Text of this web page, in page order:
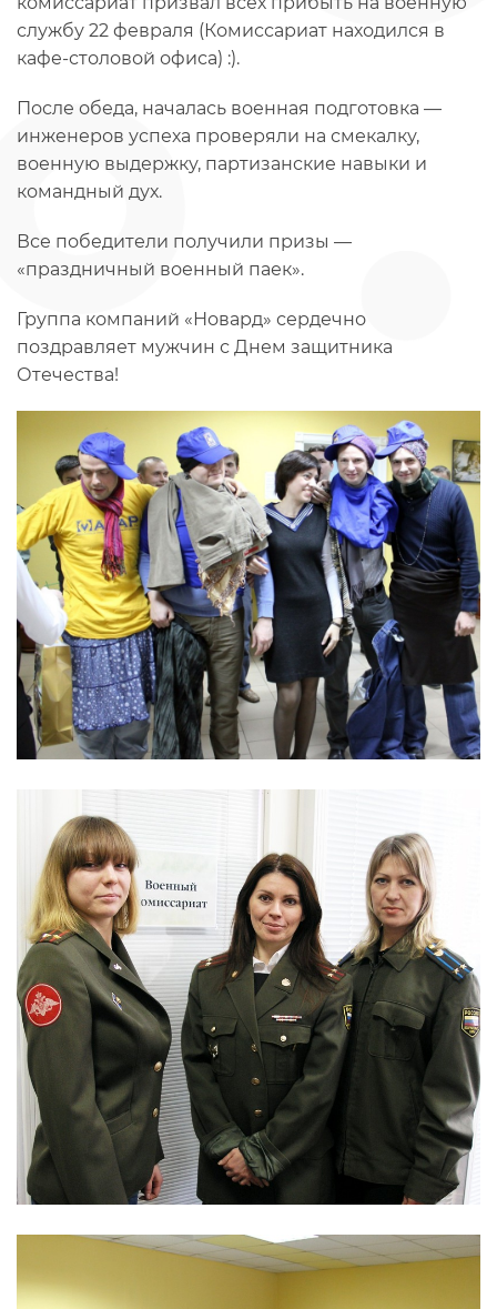
службу 22 февраля (Комиссариат находился в
кафе-столовой офиса) :).
После обеда, началась военная подготовка —
инженеров успеха проверяли на смекалку,
военную выдержку, партизанские навыки и
командный дух.
Все победители получили призы —
«праздничный военный паек».
Группа компаний «Новард» сердечно
поздравляет мужчин с Днем защитника
Отечества!